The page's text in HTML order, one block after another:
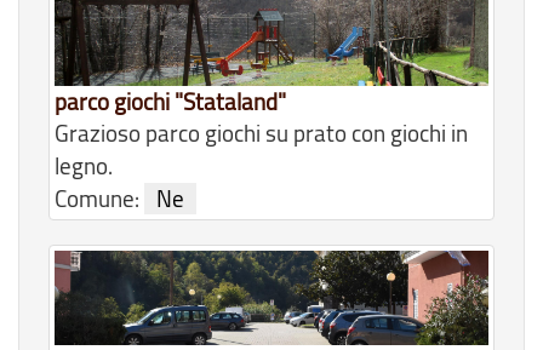
parco giochi "Stataland"
Grazioso parco giochi su prato con giochi in
legno.
Comune:
Ne